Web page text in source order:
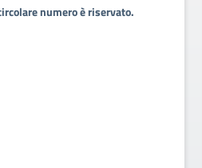
numero è riservato.